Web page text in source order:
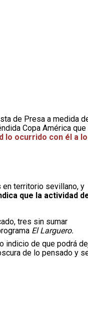
de Presa a medida
Copa América que
lo ocurrido con él a lo
en territorio sevillano, y
que la actividad
tres sin sumar
El Larguero.
indicio de que podrá
de lo pensado y